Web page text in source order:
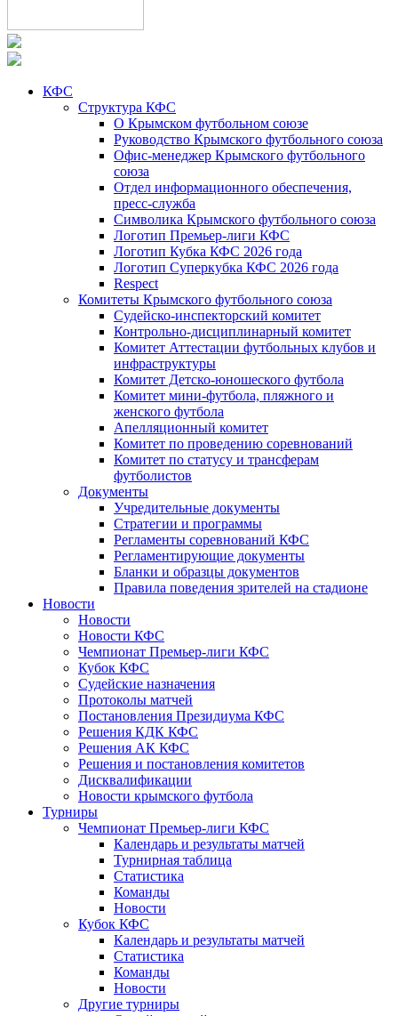
КФС
Структура КФС
О Крымском футбольном союзе
Руководство Крымского футбольного союза
Офис-менеджер Крымского футбольного
союза
Отдел информационного обеспечения,
пресс-служба
Символика Крымского футбольного союза
Логотип Премьер-лиги КФС
Логотип Кубка КФС 2026 года
Логотип Суперкубка КФС 2026 года
Respect
Комитеты Крымского футбольного союза
Судейско-инспекторский комитет
Контрольно-дисциплинарный комитет
Комитет Аттестации футбольных клубов и
инфраструктуры
Комитет Детско-юношеского футбола
Комитет мини-футбола, пляжного и
женского футбола
Апелляционный комитет
Комитет по проведению соревнований
Комитет по статусу и трансферам
футболистов
Документы
Учредительные документы
Стратегии и программы
Регламенты соревнований КФС
Регламентирующие документы
Бланки и образцы документов
Правила поведения зрителей на стадионе
Новости
Новости
Новости КФС
Чемпионат Премьер-лиги КФС
Кубок КФС
Судейские назначения
Протоколы матчей
Постановления Президиума КФС
Решения КДК КФС
Решения АК КФС
Решения и постановления комитетов
Дисквалификации
Новости крымского футбола
Турниры
Чемпионат Премьер-лиги КФС
Календарь и результаты матчей
Турнирная таблица
Статистика
Команды
Новости
Кубок КФС
Календарь и результаты матчей
Статистика
Команды
Новости
Другие турниры